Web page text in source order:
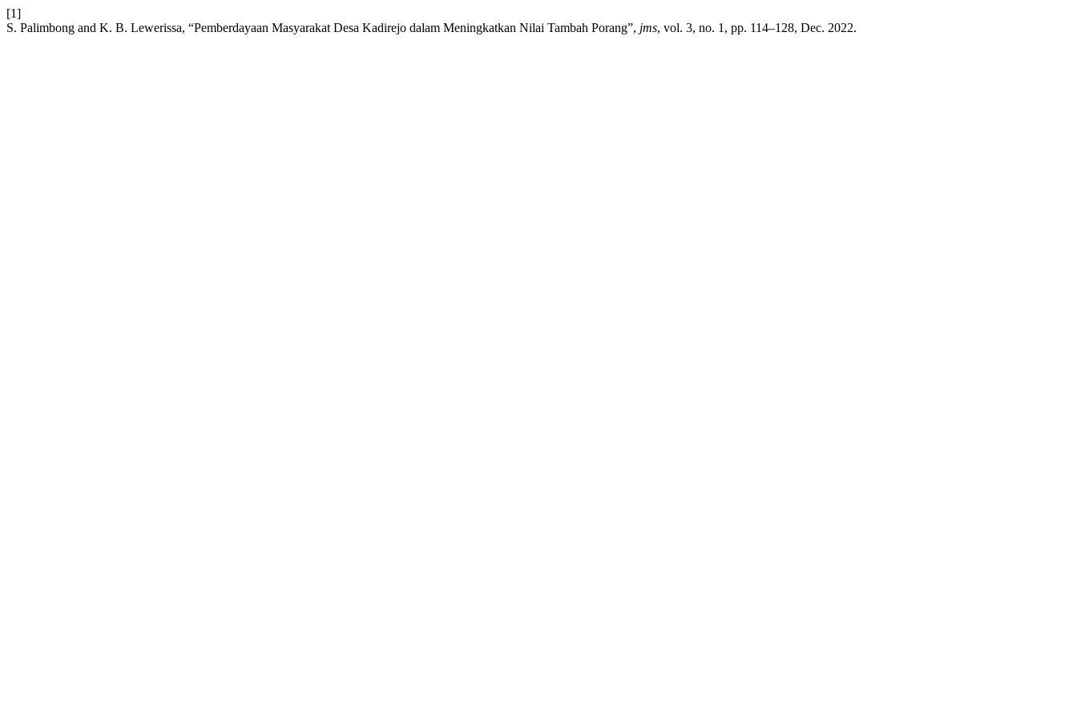
[1]
S. Palimbong and K. B. Lewerissa, “Pemberdayaan Masyarakat Desa Kadirejo dalam Meningkatkan Nilai Tambah Porang”, jms, vol. 3, no. 1, pp. 114–128, Dec. 2022.